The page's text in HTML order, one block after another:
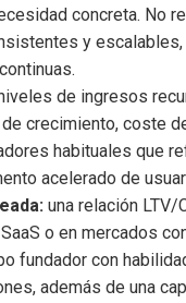
concreta. No
y
de ingresos
crecimiento, coste
habituales que
acelerado de
una relación LTV/
o en mercados
fundador con
además de una